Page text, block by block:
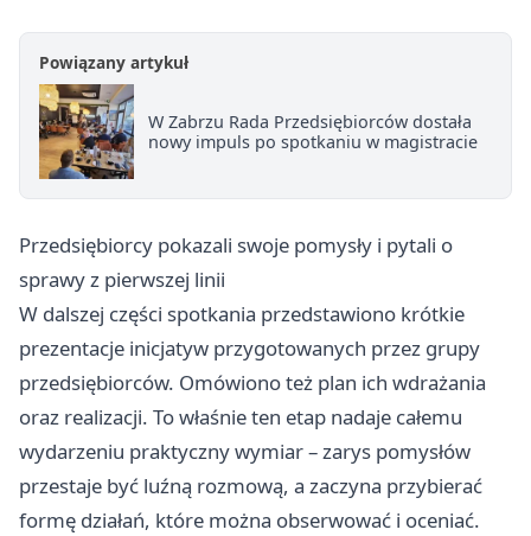
Powiązany artykuł
W Zabrzu Rada Przedsiębiorców dostała
nowy impuls po spotkaniu w magistracie
Przedsiębiorcy pokazali swoje pomysły i pytali o
sprawy z pierwszej linii
W dalszej części spotkania przedstawiono krótkie
prezentacje inicjatyw przygotowanych przez grupy
przedsiębiorców. Omówiono też plan ich wdrażania
oraz realizacji. To właśnie ten etap nadaje całemu
wydarzeniu praktyczny wymiar – zarys pomysłów
przestaje być luźną rozmową, a zaczyna przybierać
formę działań, które można obserwować i oceniać.